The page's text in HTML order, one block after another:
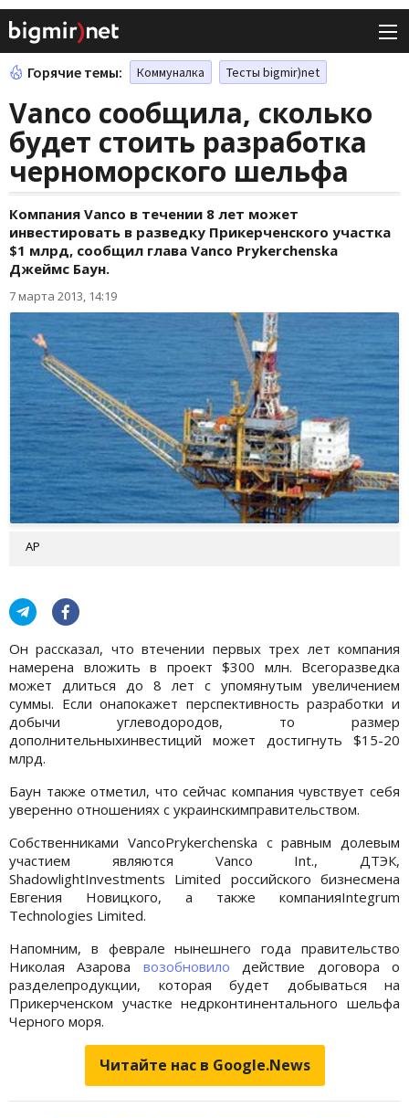
Горячие темы: Коммуналка Тесты bigmir)net
Vanco сообщила, сколько
будет стоить разработка
черноморского шельфа
Компания Vanco в течении 8 лет может
инвестировать в разведку Прикерченского участка
$1 млрд, сообщил глава Vanco Prykerchenska
Джеймс Баун.
7 марта 2013, 14:19
AP
Он рассказал, что втечении первых трех лет компания
намерена вложить в проект $300 млн. Всегоразведка
может длиться до 8 лет с упомянутым увеличением
суммы. Если онапокажет перспективность разработки и
добычи углеводородов, то размер
дополнительныхинвестиций может достигнуть $15-20
млрд.
Баун также отметил, что сейчас компания чувствует себя
уверенно отношениях с украинскимправительством.
Собственниками VancoPrykerchenska с равным долевым
участием являются Vanco Int., ДТЭК,
ShadowlightInvestments Limited российского бизнесмена
Евгения Новицкого, а также компанияIntegrum
Technologies Limited.
Напомним, в феврале нынешнего года правительство
Николая Азарова возобновило действие договора о
разделепродукции, которая будет добываться на
Прикерченском участке недрконтинентального шельфа
Черного моря.
Читайте нас в Google.News